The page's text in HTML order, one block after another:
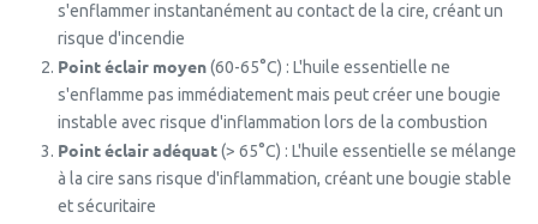
s'enflammer instantanément au contact de la cire, créant un
risque d'incendie
Point éclair moyen(60-65°C) : L'huile essentielle ne
s'enflamme pas immédiatement mais peut créer une bougie
instable avec risque d'inflammation lors de la combustion
Point éclair adéquat(> 65°C) : L'huile essentielle se mélange
à la cire sans risque d'inflammation, créant une bougie stable
et sécuritaire